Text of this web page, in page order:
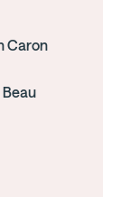
Caron
Beau